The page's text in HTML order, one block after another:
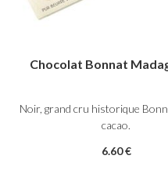
Chocolat Bonnat
Noir, grand cru historique
cacao.
6.60€